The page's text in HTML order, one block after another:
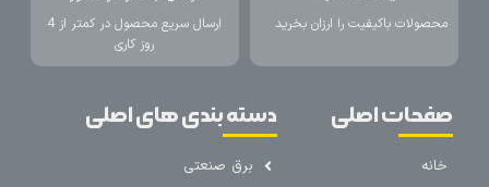
محصولات باکیفیت را ارزان بخرید
ارسال سریع محصول در کمتر از 4
روز کاری
صفحات اصلی
خانه
دسته بندی های اصلی
برق صنعتی